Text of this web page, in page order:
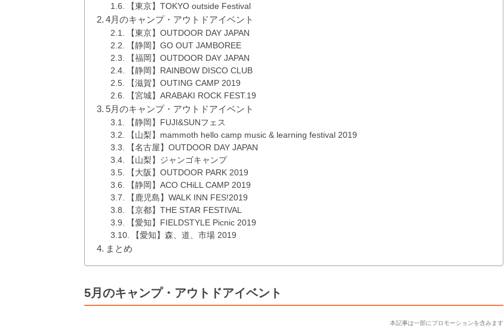
【東京】TOKYO outside Festival
4月のキャンプ・アウトドアイベント
【東京】OUTDOOR DAY JAPAN
【静岡】GO OUT JAMBOREE
【福岡】OUTDOOR DAY JAPAN
【静岡】RAINBOW DISCO CLUB
【滋賀】OUTING CAMP 2019
【宮城】ARABAKI ROCK FEST.19
5月のキャンプ・アウトドアイベント
【静岡】FUJI&SUNフェス
【山梨】mammoth hello camp music & learning festival 2019
【名古屋】OUTDOOR DAY JAPAN
【山梨】ジャンゴキャンプ
【大阪】OUTDOOR PARK 2019
【静岡】ACO CHiLL CAMP 2019
【鹿児島】WALK INN FES!2019
【京都】THE STAR FESTIVAL
【愛知】FIELDSTYLE Picnic 2019
【愛知】森、道、市場 2019
まとめ
5月のキャンプ・アウトドアイベント
本記事は一部にプロモーションを含みます